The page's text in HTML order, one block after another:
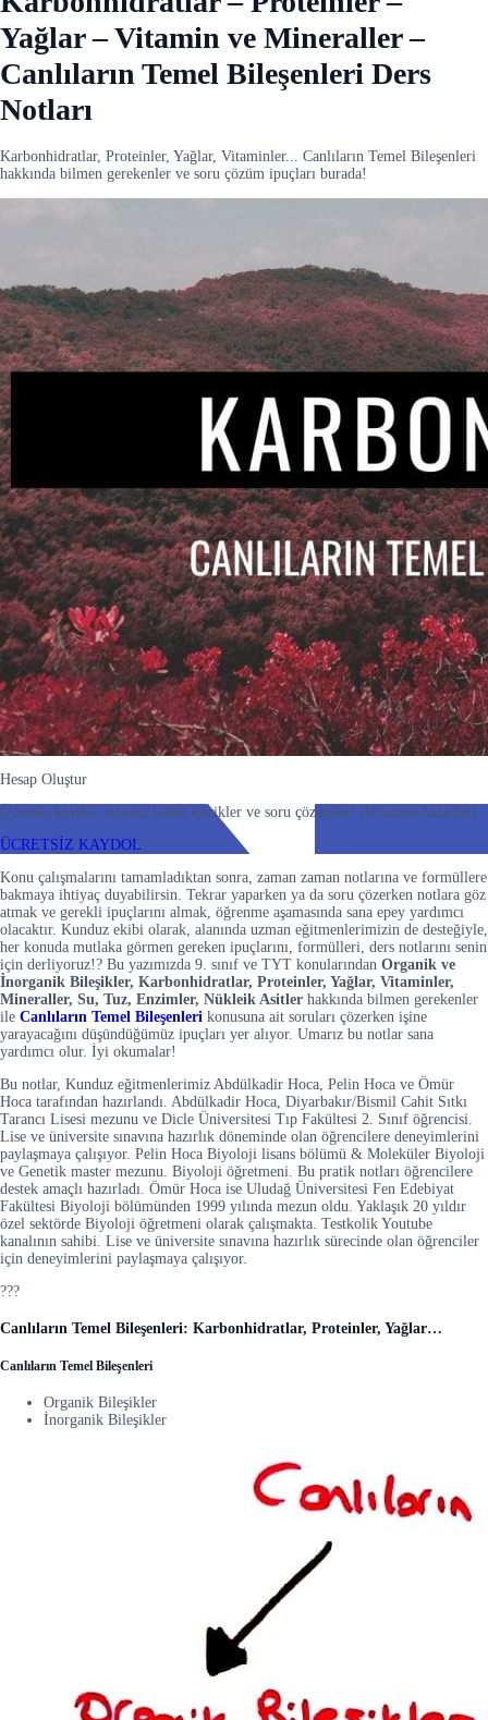
Yağlar – Vitamin ve Mineraller –
Canlıların Temel Bileşenleri Ders
Notları
Karbonhidratlar, Proteinler, Yağlar, Vitaminler... Canlıların Temel Bileşenleri
hakkında bilmen gerekenler ve soru çözüm ipuçları burada!
Hesap Oluştur
Ücretsiz kaydol, sınırsız video içerikler ve soru çözümleri ile sınava hazırlan!
ÜCRETSİZ KAYDOL
Konu çalışmalarını tamamladıktan sonra, zaman zaman notlarına ve formüllere
bakmaya ihtiyaç duyabilirsin. Tekrar yaparken ya da soru çözerken notlara göz
atmak ve gerekli ipuçlarını almak, öğrenme aşamasında sana epey yardımcı
olacaktır. Kunduz ekibi olarak, alanında uzman eğitmenlerimizin de desteğiyle,
her konuda mutlaka görmen gereken ipuçlarını, formülleri, ders notlarını senin
için derliyoruz!? Bu yazımızda 9. sınıf ve TYT konularından Organik ve
İnorganik Bileşikler, Karbonhidratlar, Proteinler, Yağlar, Vitaminler,
Mineraller, Su, Tuz, Enzimler, Nükleik Asitler hakkında bilmen gerekenler
ile Canlıların Temel Bileşenleri konusuna ait soruları çözerken işine
yarayacağını düşündüğümüz ipuçları yer alıyor. Umarız bu notlar sana
yardımcı olur. İyi okumalar!
Bu notlar, Kunduz eğitmenlerimiz Abdülkadir Hoca, Pelin Hoca ve Ömür
Hoca tarafından hazırlandı. Abdülkadir Hoca, Diyarbakır/Bismil Cahit Sıtkı
Tarancı Lisesi mezunu ve Dicle Üniversitesi Tıp Fakültesi 2. Sınıf öğrencisi.
Lise ve üniversite sınavına hazırlık döneminde olan öğrencilere deneyimlerini
paylaşmaya çalışıyor. Pelin Hoca Biyoloji lisans bölümü & Moleküler Biyoloji
ve Genetik master mezunu. Biyoloji öğretmeni. Bu pratik notları öğrencilere
destek amaçlı hazırladı. Ömür Hoca ise Uludağ Üniversitesi Fen Edebiyat
Fakültesi Biyoloji bölümünden 1999 yılında mezun oldu. Yaklaşık 20 yıldır
özel sektörde Biyoloji öğretmeni olarak çalışmakta. Testkolik Youtube
kanalının sahibi. Lise ve üniversite sınavına hazırlık sürecinde olan öğrenciler
için deneyimlerini paylaşmaya çalışıyor.
???
Canlıların Temel Bileşenleri: Karbonhidratlar, Proteinler, Yağlar…
Canlıların Temel Bileşenleri
Organik Bileşikler
İnorganik Bileşikler